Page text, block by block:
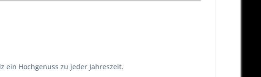
Hochgenuss zu jeder Jahreszeit.